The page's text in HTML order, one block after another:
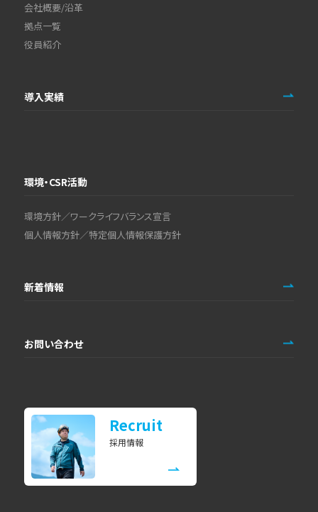
会社概要/沿革
拠点一覧
役員紹介
導入実績
環境・CSR活動
環境方針／ワークライフバランス宣言
個人情報方針／特定個人情報保護方針
新着情報
お問い合わせ
Recruit
採用情報